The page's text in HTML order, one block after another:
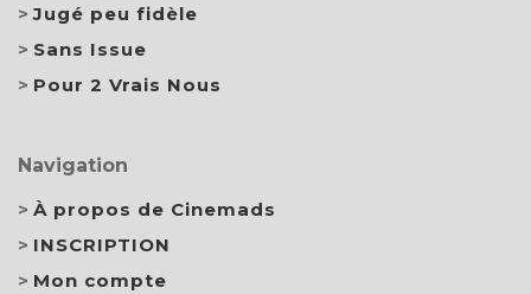
Jugé peu fidèle
Sans Issue
Pour 2 Vrais Nous
Navigation
À propos de Cinemads
INSCRIPTION
Mon compte